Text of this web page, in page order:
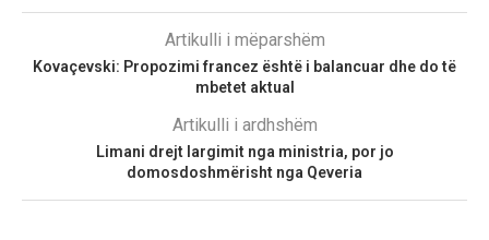
Artikulli i mëparshëm
Kovaçevski: Propozimi francez është i balancuar dhe do të
mbetet aktual
Artikulli i ardhshëm
Limani drejt largimit nga ministria, por jo
domosdoshmërisht nga Qeveria